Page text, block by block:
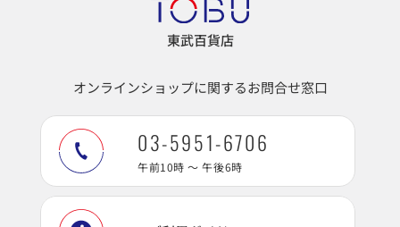
東武百貨店
オンラインショップに関するお問合せ窓口
03-5951-6706
午前10時 ～ 午後6時